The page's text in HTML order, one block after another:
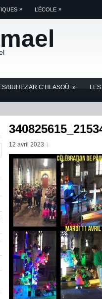
» L’ÉCOLE »
BUHEZ AR C’HLASOÙ »
12 avril 2023